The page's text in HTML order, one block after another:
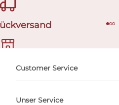
buchen
Customer Service
Unser Service